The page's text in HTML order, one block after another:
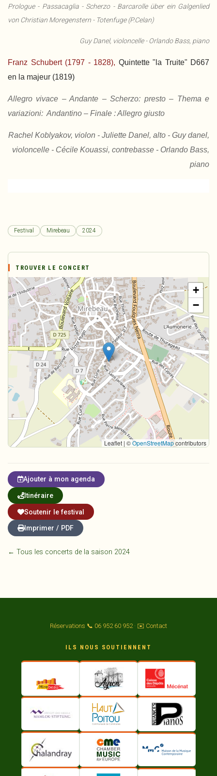
Prologue - Passacaglia - Scherzo - Barcarolle über ein Galgenlied
von Christian Moregenstern - Totenfuge (P.Celan)
Guy Danel, violoncelle - Orlando Bass, piano
Franz Schubert (1797 - 1828), Quintette "la Truite" D667
en la majeur (1819)
Allegro vivace – Andante – Scherzo: presto – Thema e
variazioni: Andantino – Finale : Allegro giusto
Rachel Koblyakov, violon - Juliette Danel, alto - Guy danel,
violoncelle - Cécile Kouassi, contrebasse - Orlando Bass,
piano
Festival Mirebeau 2024
TROUVER LE CONCERT
+
−
Leaflet | ©OpenStreetMapcontributors
Ajouter à mon agenda
Itinéraire
Soutenir le festival
Imprimer / PDF
← Tous les concerts de la saison 2024
Réservations 📞 06 952 60 952 · ✉️ Contact